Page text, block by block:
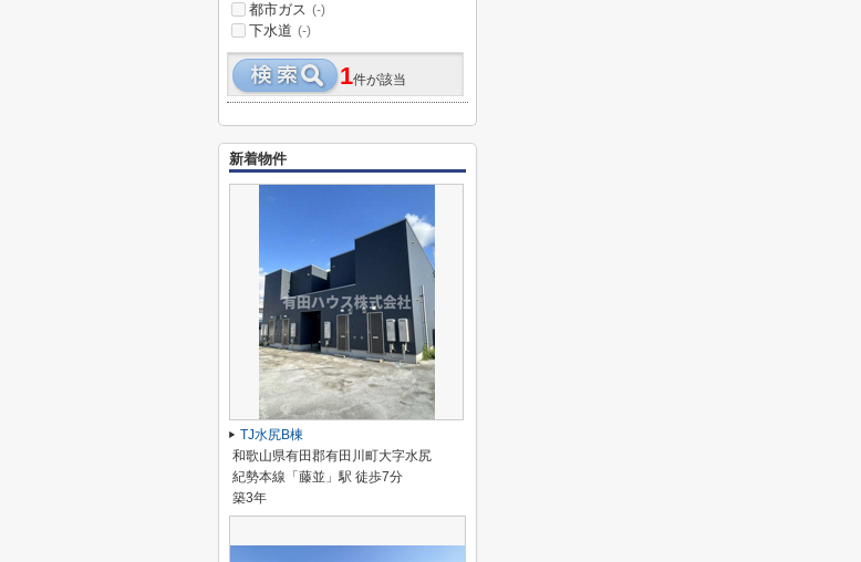
都市ガス (-)
下水道 (-)
1件が該当
新着物件
TJ水尻B棟
和歌山県有田郡有田川町大字水尻
紀勢本線「藤並」駅 徒歩7分
築3年